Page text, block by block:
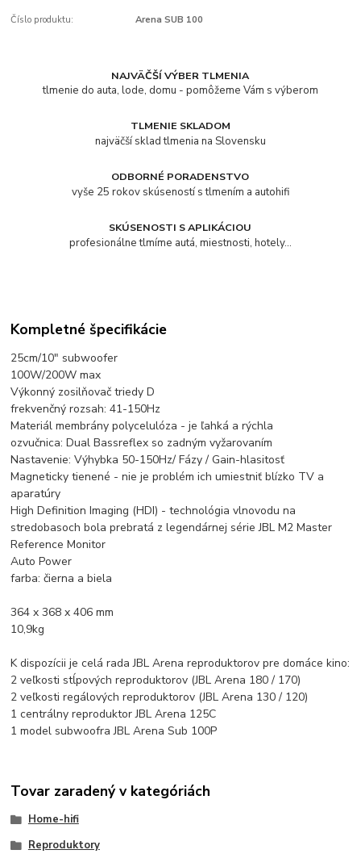
Číslo produktu: Arena SUB 100
NAJVÄČŠÍ VÝBER TLMENIA
tlmenie do auta, lode, domu - pomôžeme Vám s výberom
TLMENIE SKLADOM
najväčší sklad tlmenia na Slovensku
ODBORNÉ PORADENSTVO
vyše 25 rokov skúseností s tlmením a autohifi
SKÚSENOSTI S APLIKÁCIOU
profesionálne tlmíme autá, miestnosti, hotely...
Kompletné špecifikácie
25cm/10" subwoofer
100W/200W max
Výkonný zosilňovač triedy D
frekvenčný rozsah: 41-150Hz
Materiál membrány polycelulóza - je ľahká a rýchla
ozvučnica: Dual Bassreflex so zadným vyžarovaním
Nastavenie: Výhybka 50-150Hz/ Fázy / Gain-hlasitosť
Magneticky tienené - nie je problém ich umiestniť blízko TV a
aparatúry
High Definition Imaging (HDI) - technológia vlnovodu na
stredobasoch bola prebratá z legendárnej série JBL M2 Master
Reference Monitor
Auto Power
farba: čierna a biela
364 x 368 x 406 mm
10,9kg
K dispozícii je celá rada JBL Arena reproduktorov pre domáce kino:
2 veľkosti stĺpových reproduktorov (JBL Arena 180 / 170)
2 veľkosti regálových reproduktorov (JBL Arena 130 / 120)
1 centrálny reproduktor JBL Arena 125C
1 model subwoofra JBL Arena Sub 100P
Tovar zaradený v kategóriách
Home-hifi
Reproduktory